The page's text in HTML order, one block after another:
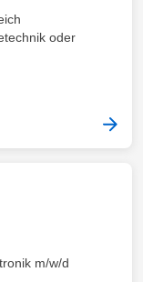
oder
m/w/d